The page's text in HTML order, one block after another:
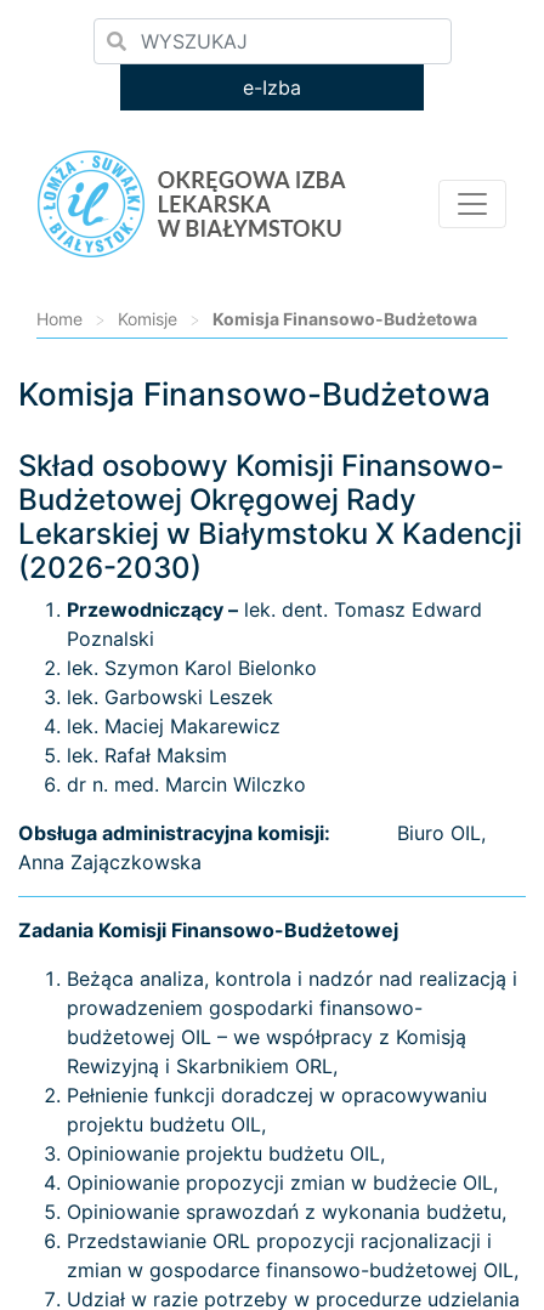
e-Izba
Home > Komisje > Komisja Finansowo-Budżetowa
Loading...
Komisja Finansowo-Budżetowa
Skład osobowy Komisji Finansowo-
Budżetowej Okręgowej Rady
Lekarskiej w Białymstoku X Kadencji
(2026-2030)
Przewodniczący – lek. dent. Tomasz Edward
Poznalski
lek. Szymon Karol Bielonko
lek. Garbowski Leszek
lek. Maciej Makarewicz
lek. Rafał Maksim
dr n. med. Marcin Wilczko
Obsługa administracyjna komisji: Biuro OIL,
Anna Zajączkowska
Zadania Komisji Finansowo-Budżetowej
Beżąca analiza, kontrola i nadzór nad realizacją i
prowadzeniem gospodarki finansowo-
budżetowej OIL – we współpracy z Komisją
Rewizyjną i Skarbnikiem ORL,
Pełnienie funkcji doradczej w opracowywaniu
projektu budżetu OIL,
Opiniowanie projektu budżetu OIL,
Opiniowanie propozycji zmian w budżecie OIL,
Opiniowanie sprawozdań z wykonania budżetu,
Przedstawianie ORL propozycji racjonalizacji i
zmian w gospodarce finansowo-budżetowej OIL,
Udział w razie potrzeby w procedurze udzielania